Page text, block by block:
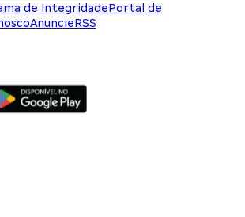
de IntegridadePortal de
AnuncieRSS